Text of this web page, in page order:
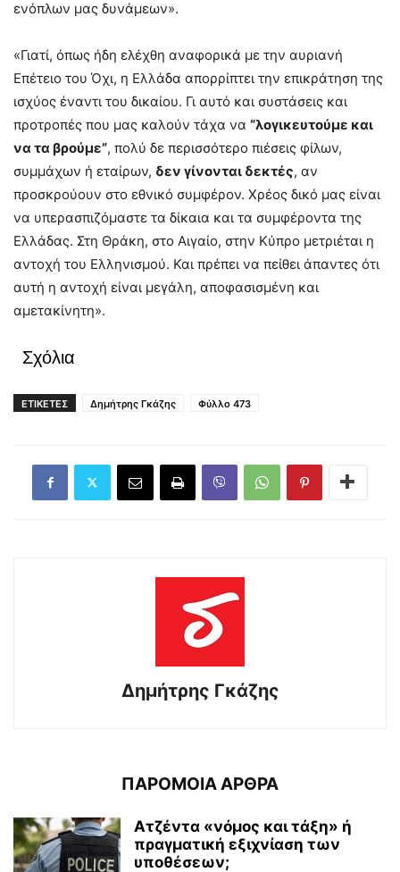
ενόπλων μας δυνάμεων».
«Γιατί, όπως ήδη ελέχθη αναφορικά με την αυριανή
Επέτειο του Όχι, η Ελλάδα απορρίπτει την επικράτηση της
ισχύος έναντι του δικαίου. Γι αυτό και συστάσεις και
προτροπές που μας καλούν τάχα να “λογικευτούμε και
να τα βρούμε”, πολύ δε περισσότερο πιέσεις φίλων,
συμμάχων ή εταίρων, δεν γίνονται δεκτές, αν
προσκρούουν στο εθνικό συμφέρον. Χρέος δικό μας είναι
να υπερασπιζόμαστε τα δίκαια και τα συμφέροντα της
Ελλάδας. Στη Θράκη, στο Αιγαίο, στην Κύπρο μετριέται η
αντοχή του Ελληνισμού. Και πρέπει να πείθει άπαντες ότι
αυτή η αντοχή είναι μεγάλη, αποφασισμένη και
αμετακίνητη».
Σχόλια
ΕΤΙΚΕΤΕΣ Δημήτρης Γκάζης Φύλλο 473
Δημήτρης Γκάζης
ΠΑΡΟΜΟΙΑ ΑΡΘΡΑ
Ατζέντα «νόμος και τάξη» ή
πραγματική εξιχνίαση των
υποθέσεων;